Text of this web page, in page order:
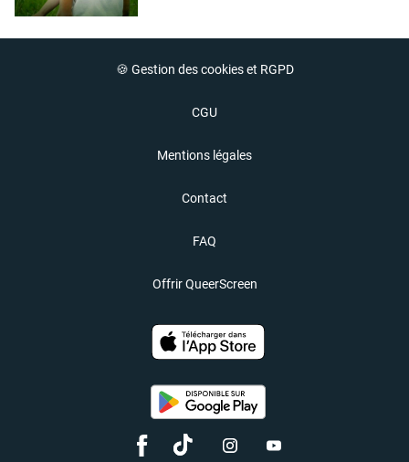
🍪 Gestion des cookies et RGPD
CGU
Mentions légales
Contact
FAQ
Offrir QueerScreen